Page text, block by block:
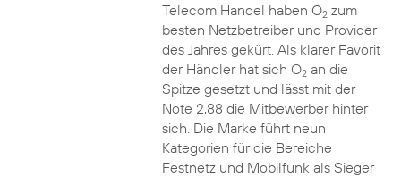
Telecom Handel haben O2zum
besten Netzbetreiber und Provider
des Jahres gekürt. Als klarer Favorit
der Händler hat sich O2an die
Spitze gesetzt und lässt mit der
Note 2,88 die Mitbewerber hinter
sich. Die Marke führt neun
Kategorien für die Bereiche
Festnetz und Mobilfunk als Sieger